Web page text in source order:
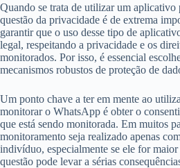
Quando se trata de utilizar um
questão da privacidade é de extrema
garantir que o uso desse tipo de
legal, respeitando a privacidade e os
monitorados. Por isso, é essencial
mecanismos robustos de proteção de
Um ponto chave a ter em mente ao
monitorar o WhatsApp é obter o
que está sendo monitorada. Em muitos
monitoramento seja realizado apenas
indivíduo, especialmente se ele for maior
questão pode levar a sérias